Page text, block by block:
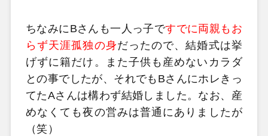
ちなみにBさんも一人っ子ですでに両親もお
らず天涯孤独の身だったので、結婚式は挙
げずに籍だけ。また子供も産めないカラダ
との事でしたが、それでもBさんにホレきっ
てたAさんは構わず結婚しました。なお、産
めなくても夜の営みは普通にありましたが
（笑）